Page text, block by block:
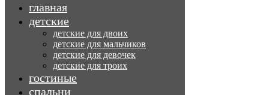
главная
детские
детские для двоих
детские для мальчиков
детские для девочек
детские для троих
гостиные
спальни